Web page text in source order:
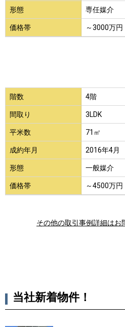
形態 専任媒介
価格帯 ～3000万円
階数 4階
間取り 3LDK
平米数 71㎡
成約年月 2016年4月
形態 一般媒介
価格帯 ～4500万円
その他の取引事例詳細はお
当社新着物件！